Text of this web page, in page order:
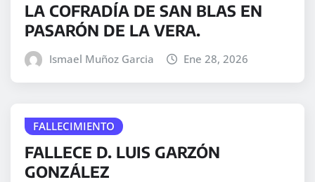
LA COFRADÍA DE SAN BLAS EN
PASARÓN DE LA VERA.
Ismael Muñoz Garcia Ene 28, 2026
FALLECIMIENTO
FALLECE D. LUIS GARZÓN
GONZÁLEZ